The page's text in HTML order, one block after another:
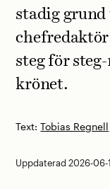
Text:Tobias Regnell
stadig
chefredaktör
steg för
krönet.
Uppdaterad 2026-06-1